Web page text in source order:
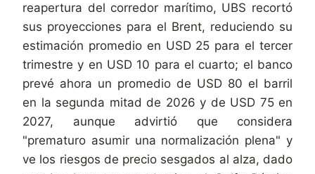
reapertura del corredor marítimo, UBS recortó
sus proyecciones para el Brent, reduciendo su
estimación promedio en USD 25 para el tercer
trimestre y en USD 10 para el cuarto; el banco
prevé ahora un promedio de USD 80 el barril
en la segunda mitad de 2026 y de USD 75 en
2027, aunque advirtió que considera
"prematuro asumir una normalización plena" y
ve los riesgos de precio sesgados al alza, dado